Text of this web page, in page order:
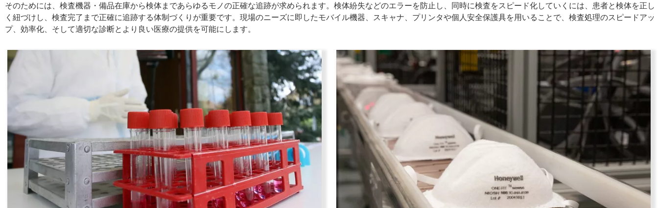
そのためには、検査機器・備品在庫から検体まであらゆるモノの正確な追跡が求められます。検体紛失などのエラーを防止し、同時に検査をスピード化していくには、患者と検体を正し
く紐づけし、検査完了まで正確に追跡する体制づくりが重要です。現場のニーズに即したモバイル機器、スキャナ、プリンタや個人安全保護具を用いることで、検査処理のスピードアッ
プ、効率化、そして適切な診断とより良い医療の提供を可能にします。